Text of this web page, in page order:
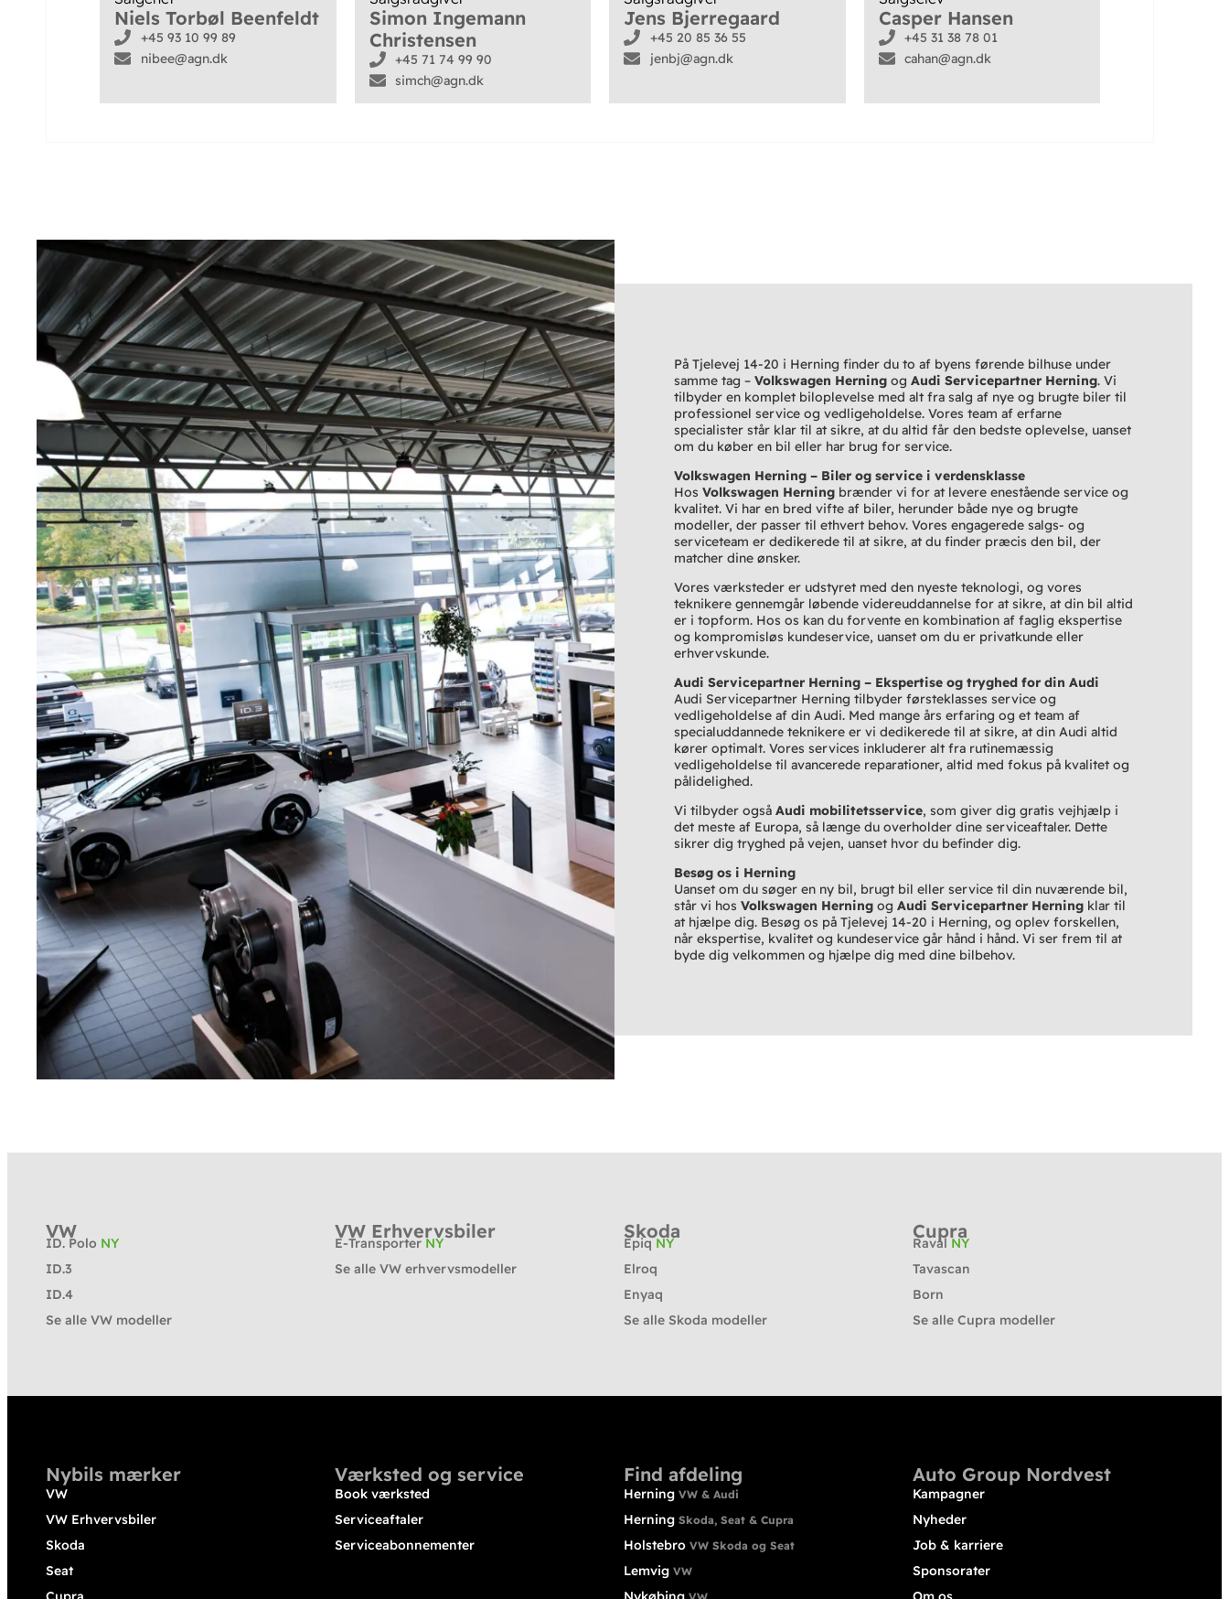
Niels Torbøl Beenfeldt
+45 93 10 99 89
nibee@agn.dk
Simon Ingemann
Christensen
+45 71 74 99 90
simch@agn.dk
Jens Bjerregaard
+45 20 85 36 55
jenbj@agn.dk
Casper Hansen
+45 31 38 78 01
cahan@agn.dk
På Tjelevej 14-20 i Herning finder du to af byens førende bilhuse under
samme tag – Volkswagen Herning og Audi Servicepartner Herning. Vi
tilbyder en komplet biloplevelse med alt fra salg af nye og brugte biler til
professionel service og vedligeholdelse. Vores team af erfarne
specialister står klar til at sikre, at du altid får den bedste oplevelse, uanset
om du køber en bil eller har brug for service.
Volkswagen Herning – Biler og service i verdensklasse
Hos Volkswagen Herning brænder vi for at levere enestående service og
kvalitet. Vi har en bred vifte af biler, herunder både nye og brugte
modeller, der passer til ethvert behov. Vores engagerede salgs- og
serviceteam er dedikerede til at sikre, at du finder præcis den bil, der
matcher dine ønsker.
Vores værksteder er udstyret med den nyeste teknologi, og vores
teknikere gennemgår løbende videreuddannelse for at sikre, at din bil altid
er i topform. Hos os kan du forvente en kombination af faglig ekspertise
og kompromisløs kundeservice, uanset om du er privatkunde eller
erhvervskunde.
Audi Servicepartner Herning – Ekspertise og tryghed for din Audi
Audi Servicepartner Herning tilbyder førsteklasses service og
vedligeholdelse af din Audi. Med mange års erfaring og et team af
specialuddannede teknikere er vi dedikerede til at sikre, at din Audi altid
kører optimalt. Vores services inkluderer alt fra rutinemæssig
vedligeholdelse til avancerede reparationer, altid med fokus på kvalitet og
pålidelighed.
Vi tilbyder også Audi mobilitetsservice, som giver dig gratis vejhjælp i
det meste af Europa, så længe du overholder dine serviceaftaler. Dette
sikrer dig tryghed på vejen, uanset hvor du befinder dig.
Besøg os i Herning
Uanset om du søger en ny bil, brugt bil eller service til din nuværende bil,
står vi hos Volkswagen Herning og Audi Servicepartner Herning klar til
at hjælpe dig. Besøg os på Tjelevej 14-20 i Herning, og oplev forskellen,
når ekspertise, kvalitet og kundeservice går hånd i hånd. Vi ser frem til at
byde dig velkommen og hjælpe dig med dine bilbehov.
VW
ID. Polo NY
ID.3
ID.4
Se alle VW modeller
VW Erhvervsbiler
E-TransporterNY
Se alle VW erhvervsmodeller
Skoda
EpiqNY
Elroq
Enyaq
Se alle Skoda modeller
Cupra
RavalNY
Tavascan
Born
Se alle Cupra modeller
Nybils mærker
VW
VW Erhvervsbiler
Skoda
Seat
Værksted og service
Book værksted
Serviceaftaler
Serviceabonnementer
Find afdeling
Herning VW & Audi
Herning Skoda, Seat & Cupra
Holstebro VW Skoda og Seat
Lemvig VW
Auto Group Nordvest
Kampagner
Nyheder
Job & karriere
Sponsorater